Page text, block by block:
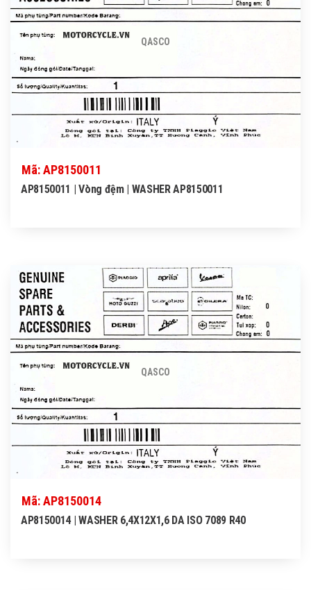
QASCO
Mã: AP8150011
AP8150011 | Vòng đệm | WASHER AP8150011
QASCO
Mã: AP8150014
AP8150014 | WASHER 6,4X12X1,6 DA ISO 7089 R40